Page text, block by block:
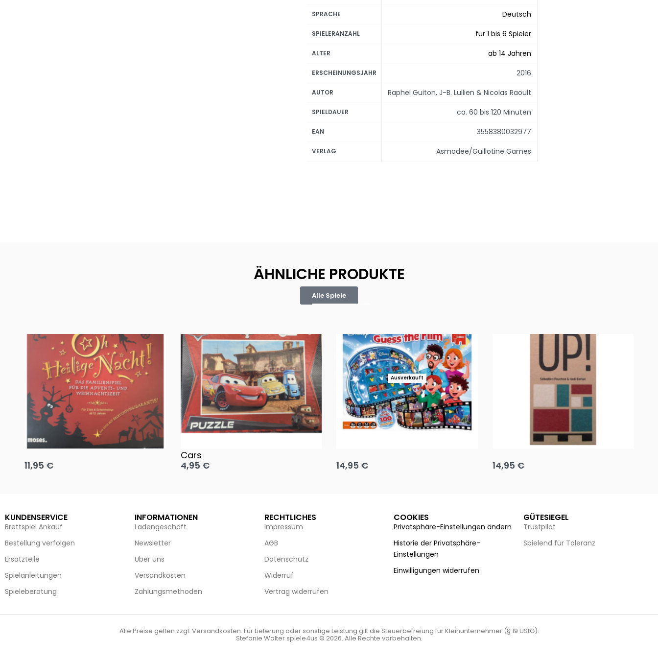
SPRACHE Deutsch
SPIELERANZAHL für 1 bis 6 Spieler
ALTER ab 14 Jahren
ERSCHEINUNGSJAHR 2016
AUTOR Raphel Guiton, J-B. Lullien & Nicolas Raoult
SPIELDAUER ca. 60 bis 120 Minuten
EAN 3558380032977
VERLAG Asmodee/Guillotine Games
ÄHNLICHE PRODUKTE
Alle Spiele
Oh, heilige Nacht!
11,95 €
Cars
4,95 €
Ausverkauft
14,95 €
Team up
14,95 €
KUNDENSERVICE
Brettspiel Ankauf
Bestellung verfolgen
Ersatzteile
Spielanleitungen
Spieleberatung
INFORMATIONEN
Ladengeschäft
Newsletter
Über uns
Versandkosten
Zahlungsmethoden
RECHTLICHES
Impressum
AGB
Datenschutz
Widerruf
Vertrag widerrufen
COOKIES
Privatsphäre-Einstellungen ändern
Historie der Privatsphäre-
Einstellungen
Einwilligungen widerrufen
GÜTESIEGEL
Trustpilot
Spielend für Toleranz
Alle Preise gelten zzgl. Versandkosten. Für Lieferung oder sonstige Leistung gilt die Steuerbefreiung für Kleinunternehmer (§ 19 UStG).
Stefanie Walter spiele4us © 2026. Alle Rechte vorbehalten.